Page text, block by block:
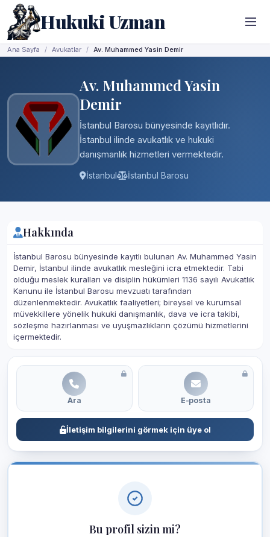
Hukuki Uzman
Ana Sayfa Avukatlar Av. Muhammed Yasin Demir
Av. Muhammed Yasin
Demir
İstanbul Barosu bünyesinde kayıtlıdır.
İstanbul ilinde avukatlık ve hukuki
danışmanlık hizmetleri vermektedir.
İstanbul İstanbul Barosu
Hakkında
İstanbul Barosu bünyesinde kayıtlı bulunan Av. Muhammed Yasin
Demir, İstanbul ilinde avukatlık mesleğini icra etmektedir. Tabi
olduğu meslek kuralları ve disiplin hükümleri 1136 sayılı Avukatlık
Kanunu ile İstanbul Barosu mevzuatı tarafından
düzenlenmektedir. Avukatlık faaliyetleri; bireysel ve kurumsal
müvekkillere yönelik hukuki danışmanlık, dava ve icra takibi,
sözleşme hazırlanması ve uyuşmazlıkların çözümü hizmetlerini
içermektedir.
Ara E-posta
İletişim bilgilerini görmek için üye ol
Bu profil sizin mi?